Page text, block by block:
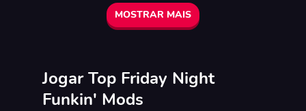
MOSTRAR MAIS
Jogar Top Friday Night
Funkin' Mods